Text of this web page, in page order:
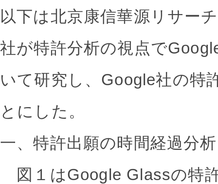
以下は北京康信華源リサー
社が特許分析の視点で
いて研究し、Google社の特
とにした。
一、特許出願の時間経過分析
図１はGoogle Glassの特